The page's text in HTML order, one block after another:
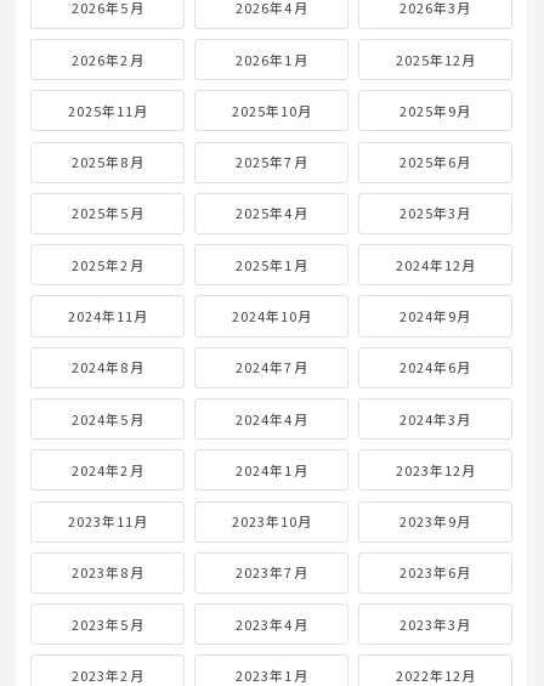
2026年5月 2026年4月 2026年3月
2026年2月 2026年1月 2025年12月
2025年11月 2025年10月 2025年9月
2025年8月 2025年7月 2025年6月
2025年5月 2025年4月 2025年3月
2025年2月 2025年1月 2024年12月
2024年11月 2024年10月 2024年9月
2024年8月 2024年7月 2024年6月
2024年5月 2024年4月 2024年3月
2024年2月 2024年1月 2023年12月
2023年11月 2023年10月 2023年9月
2023年8月 2023年7月 2023年6月
2023年5月 2023年4月 2023年3月
2023年2月 2023年1月 2022年12月